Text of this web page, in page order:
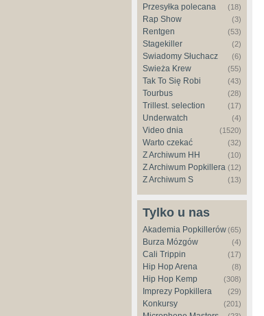
Przesyłka polecana (18)
Rap Show (3)
Rentgen (53)
Stagekiller (2)
Świadomy Słuchacz (6)
Świeża Krew (55)
Tak To Się Robi (43)
Tourbus (28)
Trillest. selection (17)
Underwatch (4)
Video dnia (1520)
Warto czekać (32)
Z Archiwum HH (10)
Z Archiwum Popkillera (12)
Z Archiwum S (13)
Tylko u nas
Akademia Popkillerów(65)
Burza Mózgów (4)
Cali Trippin (17)
Hip Hop Arena (8)
Hip Hop Kemp (308)
Imprezy Popkillera (29)
Konkursy (201)